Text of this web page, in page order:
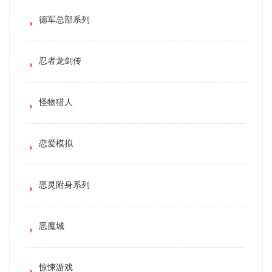
德军总部系列
忍者龙剑传
怪物猎人
恋爱模拟
恶灵附身系列
恶魔城
惊悚游戏